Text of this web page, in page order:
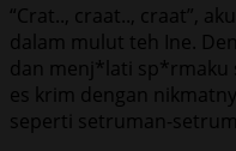
“Crat.., craat.., craat”,
dalam mulut teh Ine.
dan menj*lati sp*rmaku
es krim dengan
seperti setruman-